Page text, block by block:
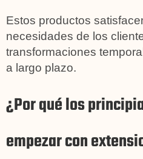
Estos productos
necesidades de los
transformaciones
a largo plazo.
¿Por qué los
empezar con